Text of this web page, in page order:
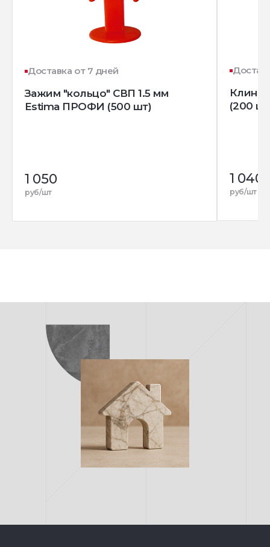
Доставка от 7 дней
Зажим "кольцо" СВП 1.5 мм
Estima ПРОФИ (500 шт)
1 050
руб/шт
Клин
(200
1 040
руб/шт